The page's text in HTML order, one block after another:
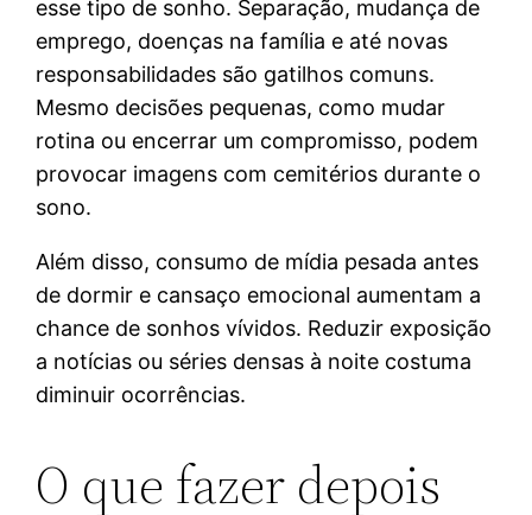
esse tipo de sonho. Separação, mudança de
emprego, doenças na família e até novas
responsabilidades são gatilhos comuns.
Mesmo decisões pequenas, como mudar
rotina ou encerrar um compromisso, podem
provocar imagens com cemitérios durante o
sono.
Além disso, consumo de mídia pesada antes
de dormir e cansaço emocional aumentam a
chance de sonhos vívidos. Reduzir exposição
a notícias ou séries densas à noite costuma
diminuir ocorrências.
O que fazer depois